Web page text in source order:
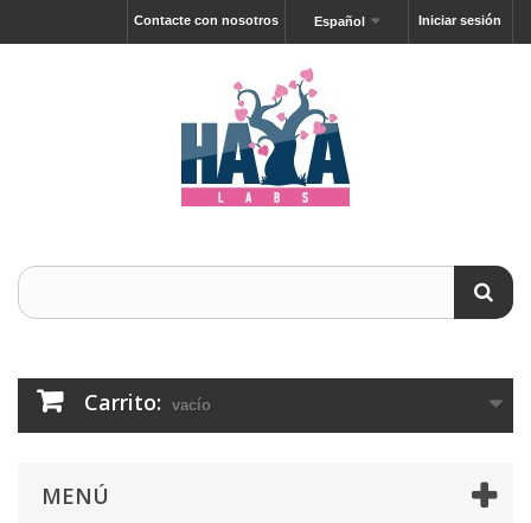
Iniciar sesión
Español
Contacte con nosotros
Carrito: vacío
MENÚ